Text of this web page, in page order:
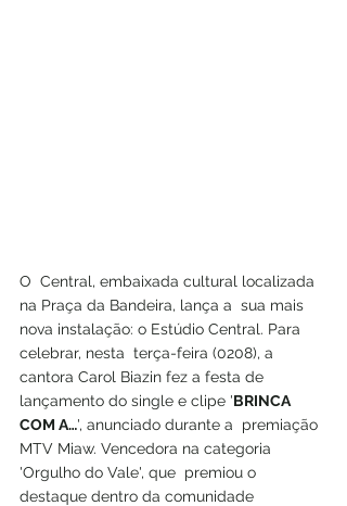
O  Central, embaixada cultural localizada
na Praça da Bandeira, lança a  sua mais
nova instalação: o Estúdio Central. Para
celebrar, nesta  terça-feira (0208), a
cantora Carol Biazin fez a festa de
lançamento do single e clipe 'BRINCA
COM A…', anunciado durante a  premiação
MTV Miaw. Vencedora na categoria
'Orgulho do Vale', que  premiou o
destaque dentro da comunidade